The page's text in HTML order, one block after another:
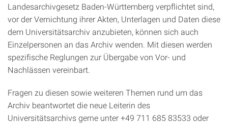
Landesarchivgesetz Baden-Württemberg verpflichtet sind,
vor der Vernichtung ihrer Akten, Unterlagen und Daten diese
dem Universitätsarchiv anzubieten, können sich auch
Einzelpersonen an das Archiv wenden. Mit diesen werden
spezifische Reglungen zur Übergabe von Vor- und
Nachlässen vereinbart.
Fragen zu diesen sowie weiteren Themen rund um das
Archiv beantwortet die neue Leiterin des
Universitätsarchivs gerne unter +49 711 685 83533 oder